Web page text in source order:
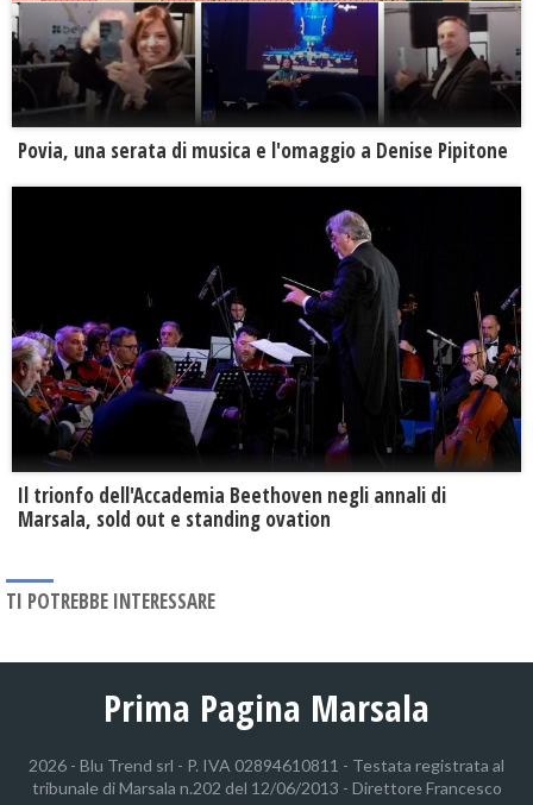
Povia, una serata di musica e l'omaggio a Denise Pipitone
Il trionfo dell'Accademia Beethoven negli annali di
Marsala, sold out e standing ovation
TI POTREBBE INTERESSARE
Prima Pagina Marsala
2026 - Blu Trend srl - P. IVA 02894610811 - Testata registrata al
tribunale di Marsala n.202 del 12/06/2013 - Direttore Francesco